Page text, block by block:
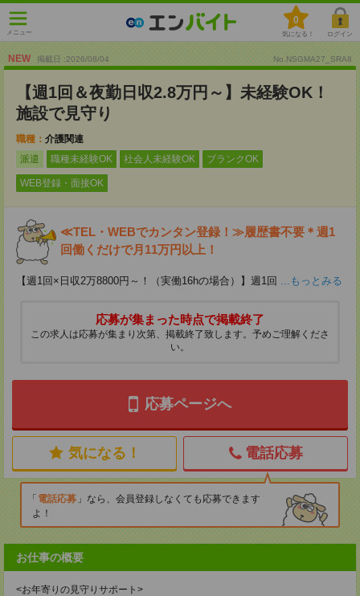
メニュー
0
気になる！ ログイン
NEW 掲載日 :2026/08/04 No.NSGMA27_SRA8
【週1回＆夜勤日収2.8万円～】未経験OK！
施設で見守り
職種： 介護関連
派遣
職種未経験OK 社会人未経験OK ブランクOK
WEB登録・面接OK
≪TEL・WEBでカンタン登録！≫履歴書不要＊週1
回働くだけで月11万円以上！
【週1回×日収2万8800円～！（実働16hの場合）】週1回 ...もっとみる
応募が集まった時点で掲載終了
この求人は応募が集まり次第、掲載終了致します。予めご理解くださ
い。
応募ページへ
気になる！ 電話応募
電話応募
なら、会員登録しなくても応募できます
よ！
お仕事の概要
<お年寄りの見守りサポート>